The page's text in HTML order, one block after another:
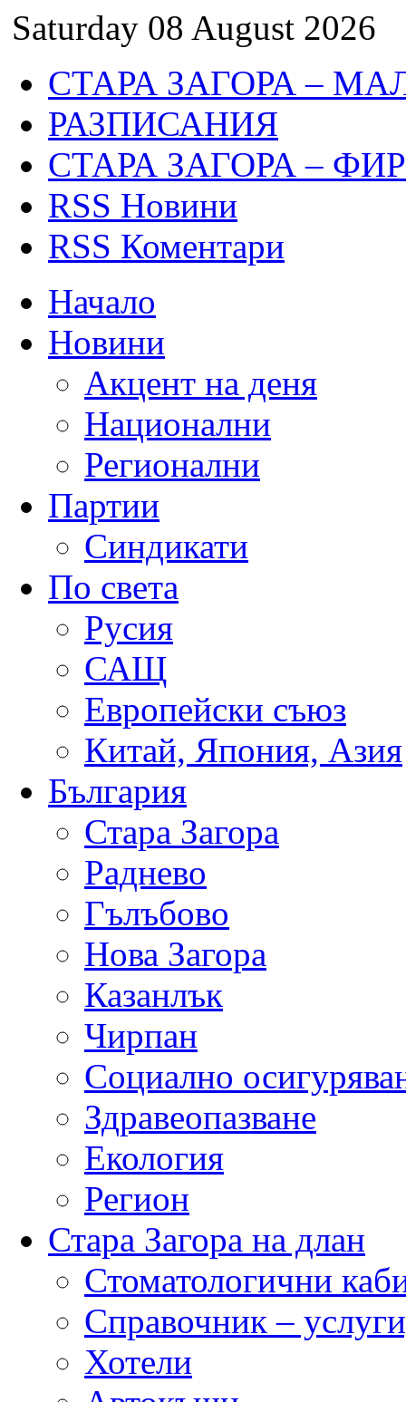
Saturday 08 August 2026
СТАРА ЗАГОРА –
РАЗПИСАНИЯ
СТАРА ЗАГОРА –
RSS Новини
RSS Коментари
Начало
Новини
Акцент на деня
Национални
Регионални
Партии
Синдикати
По света
Русия
САЩ
Европейски съюз
Китай, Япония, Азия
България
Стара Загора
Раднево
Гълъбово
Нова Загора
Казанлък
Чирпан
Социално
Здравеопазване
Екология
Регион
Стара Загора на длан
Стоматологични
Справочник –
Хотели